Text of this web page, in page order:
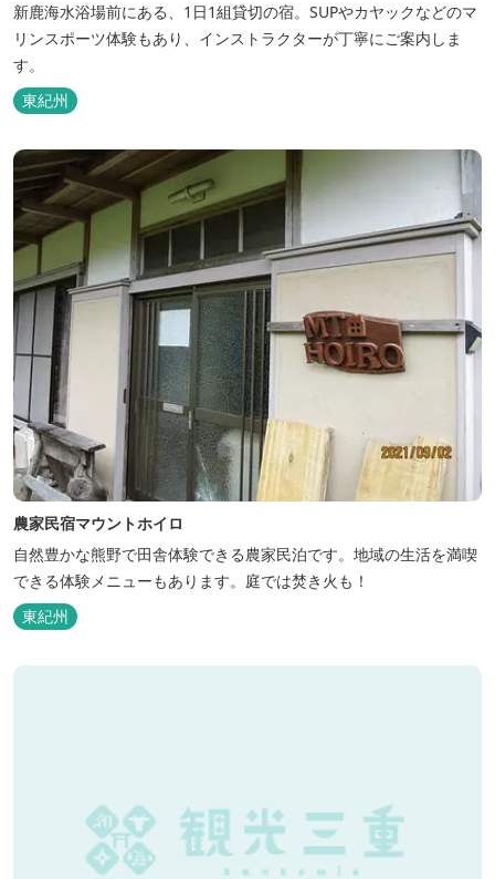
新鹿海水浴場前にある、1日1組貸切の宿。SUPやカヤックなどのマ
リンスポーツ体験もあり、インストラクターが丁寧にご案内しま
す。
東紀州
農家民宿マウントホイロ
自然豊かな熊野で田舎体験できる農家民泊です。地域の生活を満喫
できる体験メニューもあります。庭では焚き火も！
東紀州